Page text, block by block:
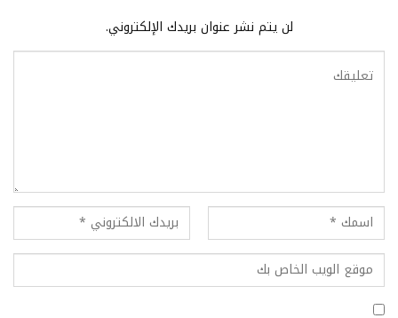
لن يتم نشر عنوان بريدك الإلكتروني.